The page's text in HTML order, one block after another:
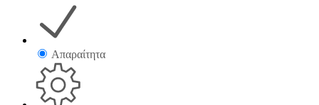
Απαραίτητα